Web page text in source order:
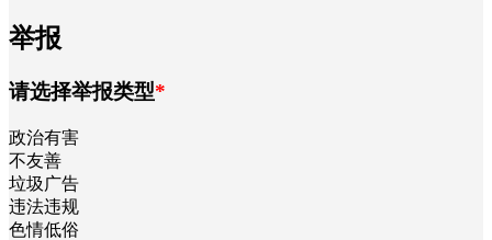
举报
请选择举报类型*
政治有害
不友善
垃圾广告
违法违规
色情低俗